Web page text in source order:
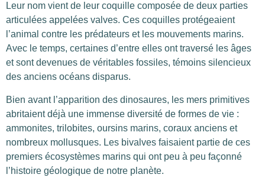
Leur nom vient de leur coquille composée de deux parties
articulées appelées valves. Ces coquilles protégeaient
l’animal contre les prédateurs et les mouvements marins.
Avec le temps, certaines d’entre elles ont traversé les âges
et sont devenues de véritables fossiles, témoins silencieux
des anciens océans disparus.
Bien avant l’apparition des dinosaures, les mers primitives
abritaient déjà une immense diversité de formes de vie :
ammonites, trilobites, oursins marins, coraux anciens et
nombreux mollusques. Les bivalves faisaient partie de ces
premiers écosystèmes marins qui ont peu à peu façonné
l’histoire géologique de notre planète.